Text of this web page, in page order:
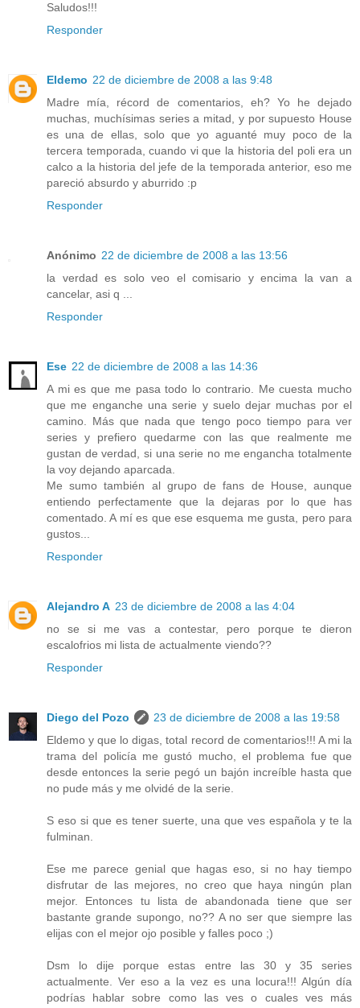
Saludos!!!
Responder
Eldemo 22 de diciembre de 2008 a las 9:48
Madre mía, récord de comentarios, eh? Yo he dejado
muchas, muchísimas series a mitad, y por supuesto House
es una de ellas, solo que yo aguanté muy poco de la
tercera temporada, cuando vi que la historia del poli era un
calco a la historia del jefe de la temporada anterior, eso me
pareció absurdo y aburrido :p
Responder
Anónimo 22 de diciembre de 2008 a las 13:56
la verdad es solo veo el comisario y encima la van a
cancelar, asi q ...
Responder
Ese 22 de diciembre de 2008 a las 14:36
A mi es que me pasa todo lo contrario. Me cuesta mucho
que me enganche una serie y suelo dejar muchas por el
camino. Más que nada que tengo poco tiempo para ver
series y prefiero quedarme con las que realmente me
gustan de verdad, si una serie no me engancha totalmente
la voy dejando aparcada.
Me sumo también al grupo de fans de House, aunque
entiendo perfectamente que la dejaras por lo que has
comentado. A mí es que ese esquema me gusta, pero para
gustos...
Responder
Alejandro A 23 de diciembre de 2008 a las 4:04
no se si me vas a contestar, pero porque te dieron
escalofrios mi lista de actualmente viendo??
Responder
Diego del Pozo
23 de diciembre de 2008 a las 19:58
Eldemo y que lo digas, total record de comentarios!!! A mi la
trama del policía me gustó mucho, el problema fue que
desde entonces la serie pegó un bajón increíble hasta que
no pude más y me olvidé de la serie.
S eso si que es tener suerte, una que ves española y te la
fulminan.
Ese me parece genial que hagas eso, si no hay tiempo
disfrutar de las mejores, no creo que haya ningún plan
mejor. Entonces tu lista de abandonada tiene que ser
bastante grande supongo, no?? A no ser que siempre las
elijas con el mejor ojo posible y falles poco ;)
Dsm lo dije porque estas entre las 30 y 35 series
actualmente. Ver eso a la vez es una locura!!! Algún día
podrías hablar sobre como las ves o cuales ves más